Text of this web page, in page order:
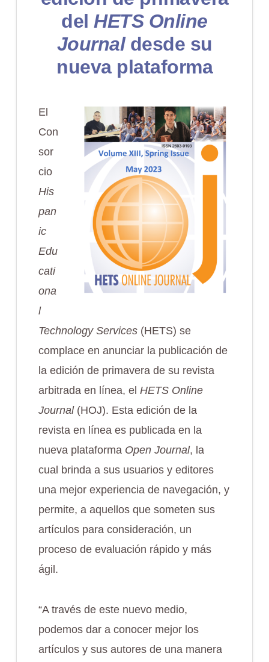
delHETS Online
Journaldesde su
nueva plataforma
El
Con
sor
cio
His
pan
ic
Edu
cati
ona
l
Technology Services(HETS) se
complace en anunciar la publicación de
la edición de primavera de su revista
arbitrada en línea, el HETS Online
Journal (HOJ). Esta edición de la
revista en línea es publicada en la
nueva plataforma Open Journal, la
cual brinda a sus usuarios y editores
una mejor experiencia de navegación, y
permite, a aquellos que someten sus
artículos para consideración, un
proceso de evaluación rápido y más
ágil.
“A través de este nuevo medio,
podemos dar a conocer mejor los
artículos y sus autores de una manera